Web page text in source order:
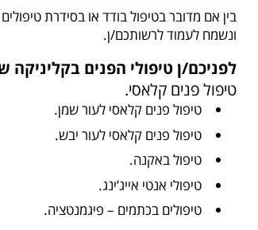
בין אם מדובר בטיפול בודד או בסידרת
ונשמח לעמוד לרשותכם/ן.
לפניכם/ן טיפולי הפנים בקליניקה
טיפול פנים קלאסי.
טיפול פנים קלאסי לעור שמן.
טיפול פנים קלאסי לעור יבש.
טיפול באקנה.
טיפולי אנטי אייג’ינג.
טיפולים בכתמים – פיגמנטציה.